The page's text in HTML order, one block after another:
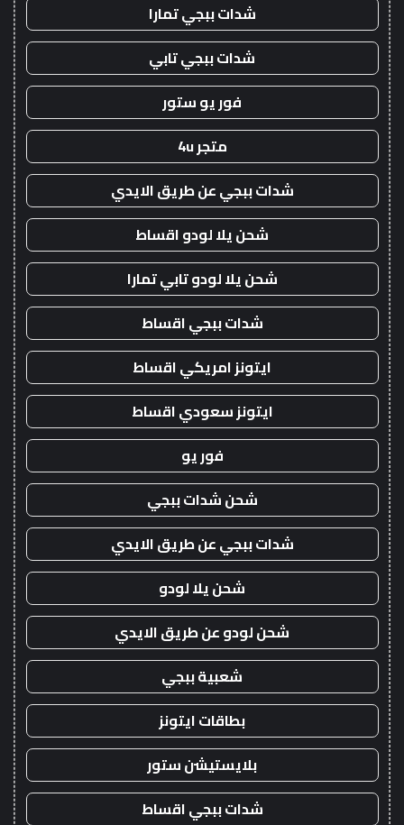
شدات ببجي تمارا
شدات ببجي تابي
فور يو ستور
متجر 4u
شدات ببجي عن طريق الايدي
شحن يلا لودو اقساط
شحن يلا لودو تابي تمارا
شدات ببجي اقساط
ايتونز امريكي اقساط
ايتونز سعودي اقساط
فور يو
شحن شدات ببجي
شدات ببجي عن طريق الايدي
شحن يلا لودو
شحن لودو عن طريق الايدي
شعبية ببجي
بطاقات ايتونز
بلايستيشن ستور
شدات ببجي اقساط